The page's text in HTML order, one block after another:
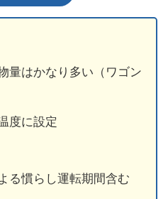
量はかなり多い（ワゴン
度に設定
る慣らし運転期間含む